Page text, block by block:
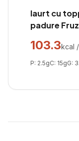
Iaurt cu
padure
103.3kcal
P: 2.5gC: 15gG: